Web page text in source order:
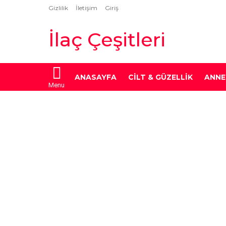
Gizlilik İletişim Giriş
İlaç Çeşitleri
Menu
ANASAYFA CILT & GÜZELLIK